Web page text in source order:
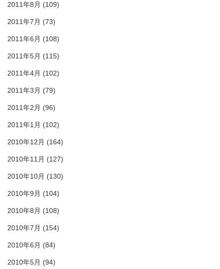
2011年8月 (109)
2011年7月 (73)
2011年6月 (108)
2011年5月 (115)
2011年4月 (102)
2011年3月 (79)
2011年2月 (96)
2011年1月 (102)
2010年12月 (164)
2010年11月 (127)
2010年10月 (130)
2010年9月 (104)
2010年8月 (108)
2010年7月 (154)
2010年6月 (84)
2010年5月 (94)